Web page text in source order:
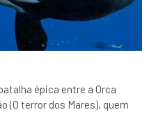
épica entre a Orca
(O terror dos Mares), quem